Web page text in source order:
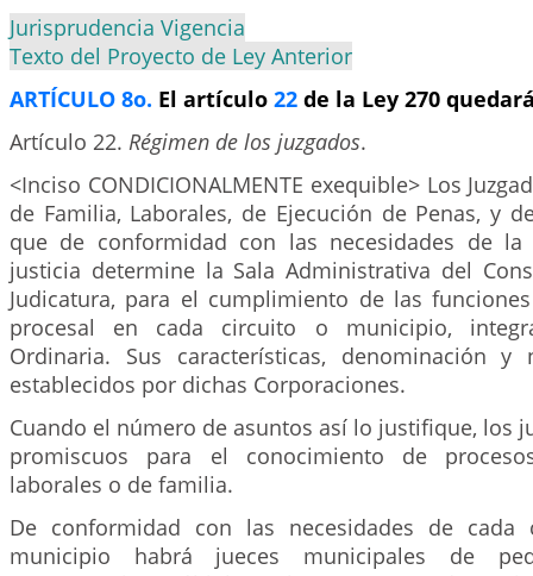
Jurisprudencia Vigencia
Texto del Proyecto de Ley Anterior
ARTÍCULO 8o. El artículo 22 de la Ley 270
Artículo 22. Régimen de los juzgados.
<Inciso CONDICIONALMENTE exequible> Los
de Familia, Laborales, de Ejecución de Penas, y
que de conformidad con las necesidades de la
justicia determine la Sala Administrativa del
Judicatura, para el cumplimiento de las
procesal en cada circuito o municipio,
Ordinaria. Sus características, denominación
establecidos por dichas Corporaciones.
Cuando el número de asuntos así lo justifique, los
promiscuos para el conocimiento de
laborales o de familia.
De conformidad con las necesidades de
municipio habrá jueces municipales de